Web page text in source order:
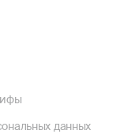
данных